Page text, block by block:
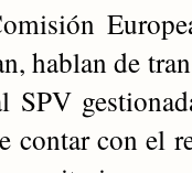
hablan de
SPV
contar con el